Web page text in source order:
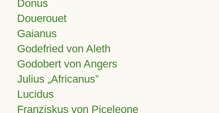
Donus
Douerouet
Gaianus
Godefried von Aleth
Godobert von Angers
Julius Africanus
Lucidus
Franziskus von Piceleone